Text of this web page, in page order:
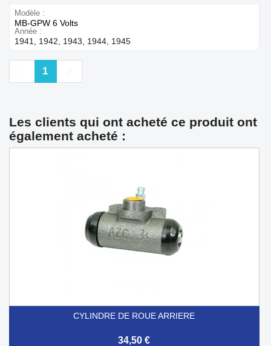
Modèle
MB-GPW 6 Volts
Année
1941, 1942, 1943, 1944, 1945
Précédent
1
Les clients qui ont acheté ce produit ont
également acheté :
CYLINDRE DE ROUE ARRIERE
34,50 €